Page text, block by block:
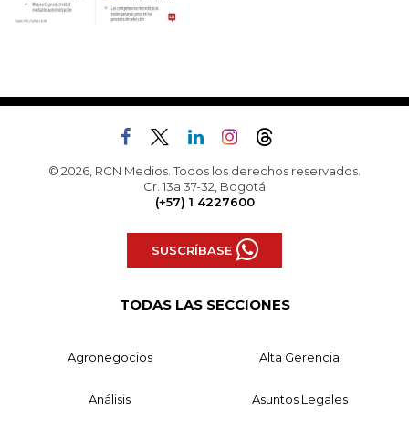
© 2026, RCN Medios. Todos los derechos reservados.
Cr. 13a 37-32, Bogotá
(+57) 1 4227600
SUSCRÍBASE
TODAS LAS SECCIONES
Agronegocios Alta Gerencia
Análisis Asuntos Legales